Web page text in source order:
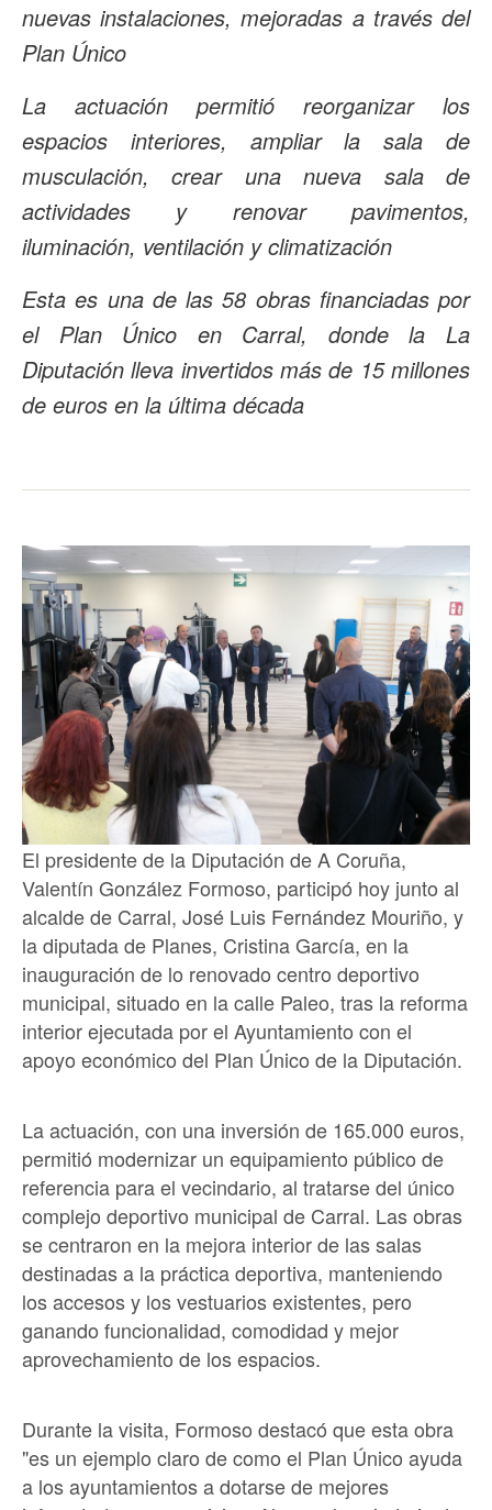
nuevas instalaciones, mejoradas a través del
Plan Único
La actuación permitió reorganizar los
espacios interiores, ampliar la sala de
musculación, crear una nueva sala de
actividades y renovar pavimentos,
iluminación, ventilación y climatización
Esta es una de las 58 obras financiadas por
el Plan Único en Carral, donde la La
Diputación lleva invertidos más de 15 millones
de euros en la última década
El presidente de la Diputación de A Coruña,
Valentín González Formoso, participó hoy junto al
alcalde de Carral, José Luis Fernández Mouriño, y
la diputada de Planes, Cristina García, en la
inauguración de lo renovado centro deportivo
municipal, situado en la calle Paleo, tras la reforma
interior ejecutada por el Ayuntamiento con el
apoyo económico del Plan Único de la Diputación.
La actuación, con una inversión de 165.000 euros,
permitió modernizar un equipamiento público de
referencia para el vecindario, al tratarse del único
complejo deportivo municipal de Carral. Las obras
se centraron en la mejora interior de las salas
destinadas a la práctica deportiva, manteniendo
los accesos y los vestuarios existentes, pero
ganando funcionalidad, comodidad y mejor
aprovechamiento de los espacios.
Durante la visita, Formoso destacó que esta obra
"es un ejemplo claro de como el Plan Único ayuda
a los ayuntamientos a dotarse de mejores